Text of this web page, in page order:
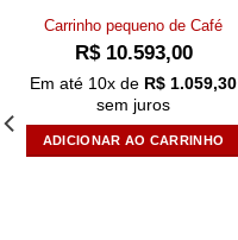
wishlist
Carrinho pequeno de Café
R$10.593,00
Em até 10x de R$ 1.059,30
sem juros
ADICIONAR AO CARRINHO